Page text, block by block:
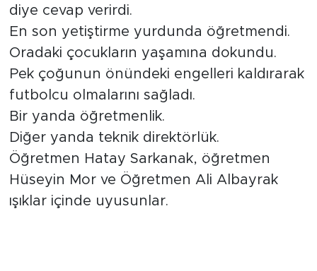
diye cevap verirdi.
En son yetiştirme yurdunda öğretmendi.
Oradaki çocukların yaşamına dokundu.
Pek çoğunun önündeki engelleri kaldırarak
futbolcu olmalarını sağladı.
Bir yanda öğretmenlik.
Diğer yanda teknik direktörlük.
Öğretmen Hatay Sarkanak, öğretmen
Hüseyin Mor ve Öğretmen Ali Albayrak
ışıklar içinde uyusunlar.